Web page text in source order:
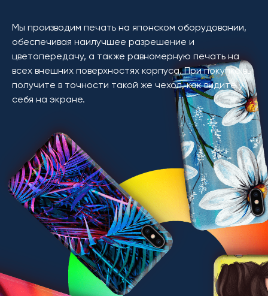
Мы производим печать на японском оборудовании,
обеспечивая наилучшее разрешение и
цветопередачу, а также равномерную печать на
всех внешних поверхностях корпуса. При покупке вы
получите в точности такой же чехол, как видите у
себя на экране.